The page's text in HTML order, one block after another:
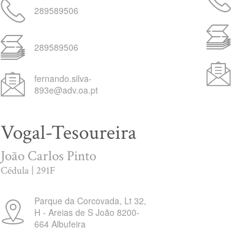
289589506
289589506
fernando.silva-
893e@adv.oa.pt
Vogal-Tesoureira
João Carlos Pinto
Cédula | 291F
Parque da Corcovada, Lt 32,
H - Areias de S João 8200-
664 Albufeira